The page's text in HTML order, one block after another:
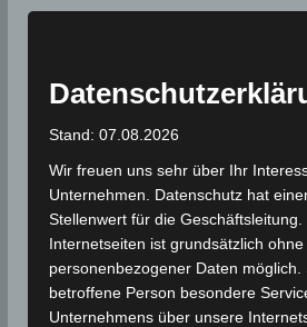
Stand: 07.08.2026
Wir freuen uns sehr über Ihr
Unternehmen. Datenschutz hat
Stellenwert für die
Internetseiten ist grundsätzlich
personenbezogener Daten möglich.
betroffene Person besondere
Unternehmens über unsere